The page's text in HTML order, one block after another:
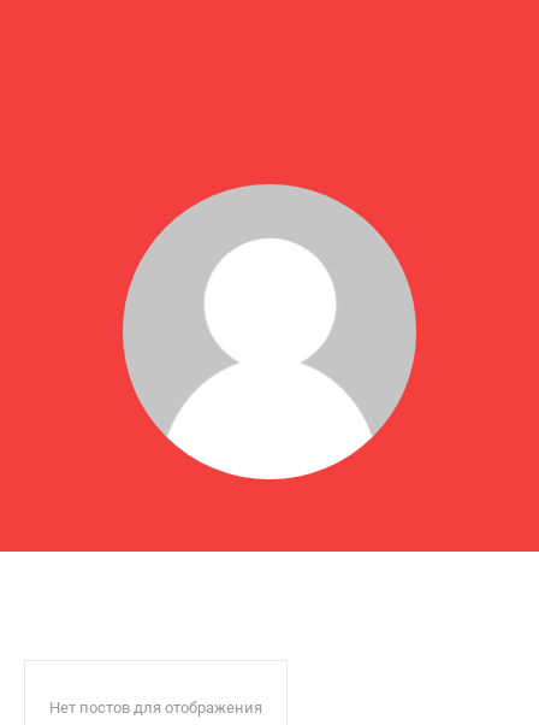
Нет постов для отображения